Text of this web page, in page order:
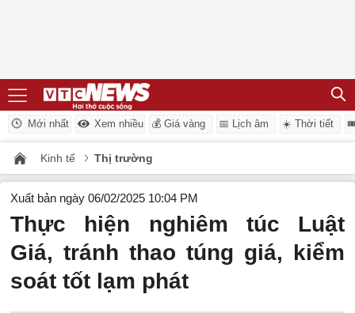
Mới nhất Xem nhiều 💰 Giá vàng 📅 Lịch âm ☀️ Thời tiết
Kinh tế Thị trường
Xuất bản ngày 06/02/2025 10:04 PM
Thực hiện nghiêm túc Luật
Giá, tránh thao túng giá, kiểm
soát tốt lạm phát